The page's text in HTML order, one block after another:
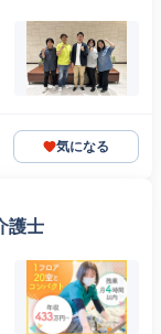
気になる
護士